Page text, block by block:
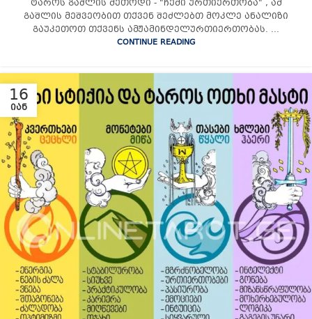
ტაროს გაშლის მეთოდი - "ჩემი ურთიერთობა" , ამ
გაშლის მეშვეობით თქვენ შეძლებთ მოკლე ანალიზი
გაუკეთოთ თქვენს ამჟამინდელურთიერთობას. ...
CONTINUE READING
16
ᲘᲐᲜ